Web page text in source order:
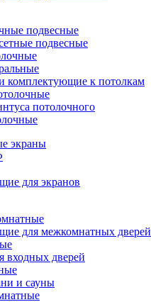
подвесные
подвесные
комплектующие к потолкам
потолочного
экраны
для экранов
для межкомнатных дверей
входных дверей
и сауны